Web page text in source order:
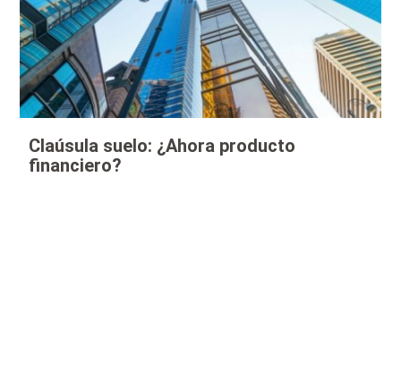
Claúsula suelo: ¿Ahora producto
financiero?